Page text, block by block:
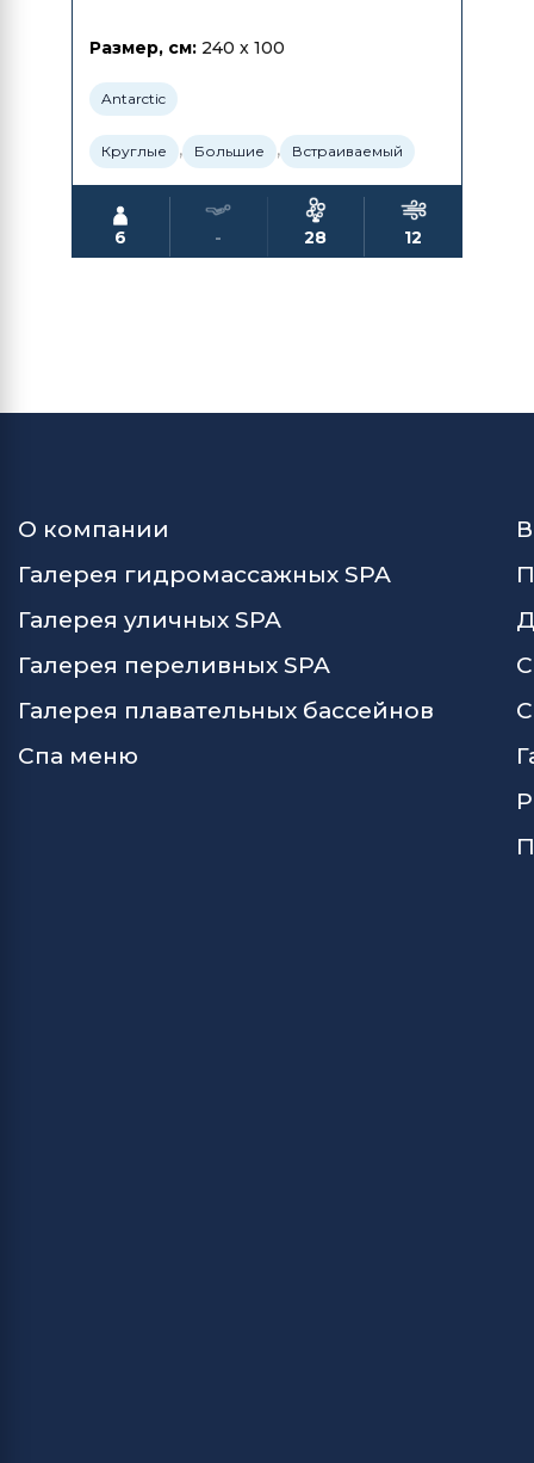
Размер, см: 240 x 100
Antarctic
Круглые , Большие , Встраиваемый
6 - 28 12
О компании
Галерея гидромассажных SPA
Галерея уличных SPA
Галерея переливных SPA
Галерея плавательных бассейнов
Спа меню